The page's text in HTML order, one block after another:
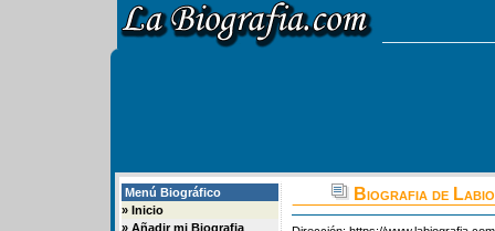
Menú Biográfico
» Inicio
» Añadir mi Biografia
Biografia de